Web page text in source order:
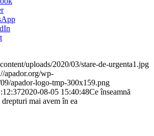
uploads/2020/03/stare-de-urgenta1.jpg
apador.org/wp-
apador-logo-tmp-300x159.png
2020-08-05 15:40:48Ce înseamnă
drepturi mai avem în ea